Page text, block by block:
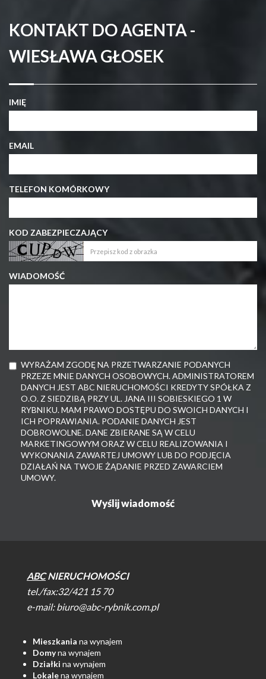
KONTAKT DO AGENTA -
WIESŁAWA GŁOSEK
IMIĘ
EMAIL
TELEFON KOMÓRKOWY
KOD ZABEZPIECZAJĄCY
WIADOMOŚĆ
WYRAŻAM ZGODĘ NA PRZETWARZANIE PODANYCH
PRZEZE MNIE DANYCH OSOBOWYCH. ADMINISTRATOREM
DANYCH JEST ABC NIERUCHOMOŚCI KREDYTY SPÓŁKA Z
O.O. Z SIEDZIBĄ PRZY UL. JANA III SOBIESKIEGO 1 W
RYBNIKU. MAM PRAWO DOSTĘPU DO SWOICH DANYCH I
ICH POPRAWIANIA. PODANIE DANYCH JEST
DOBROWOLNE. DANE ZBIERANE SĄ W CELU
MARKETINGOWYM ORAZ W CELU REALIZOWANIA I
WYKONANIA ZAWARTEJ UMOWY LUB DO PODJĘCIA
DZIAŁAŃ NA TWOJE ŻĄDANIE PRZED ZAWARCIEM
UMOWY.
ABCNIERUCHOMOŚCI
tel./fax:32/421 15 70
e-mail:biuro@abc-rybnik.com.pl
Mieszkania na wynajem
Domyna wynajem
Działki na wynajem
Lokalena wynajem